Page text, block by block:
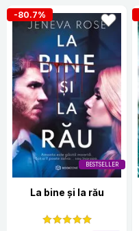
BESTSELLER
-80.7%
La bine și la rău